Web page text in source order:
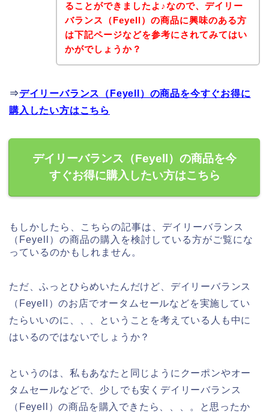
ることができましたよ♪なので、デイリー
バランス（Feyell）の商品に興味のある方
は下記ページなどを参考にされてみてはい
かがでしょうか？
⇒デイリーバランス（Feyell）の商品を今すぐお得に
購入したい方はこちら
デイリーバランス（Feyell）の商品を今
すぐお得に購入したい方はこちら
もしかしたら、こちらの記事は、デイリーバランス
（Feyell）の商品の購入を検討している方がご覧にな
っているのかもしれません。
ただ、ふっとひらめいたんだけど、デイリーバランス
（Feyell）のお店でオータムセールなどを実施してい
たらいいのに、、、ということを考えている人も中に
はいるのではないでしょうか？
というのは、私もあなたと同じようにクーポンやオー
タムセールなどで、少しでも安くデイリーバランス
（Feyell）の商品を購入できたら、、、。と思ったか